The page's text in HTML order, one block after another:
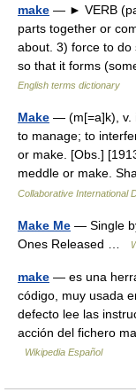
make — ► VERB
parts together or
about. 3) force to do
so that it forms
English terms dictionary
Make — (m[=a]k), v.
to manage; to
or make. [Obs.]
meddle or make.
Collaborative International
Make Me — Single
Ones Released …
make — es una
código, muy usada
defecto lee las
acción del fichero
Wikipedia Español